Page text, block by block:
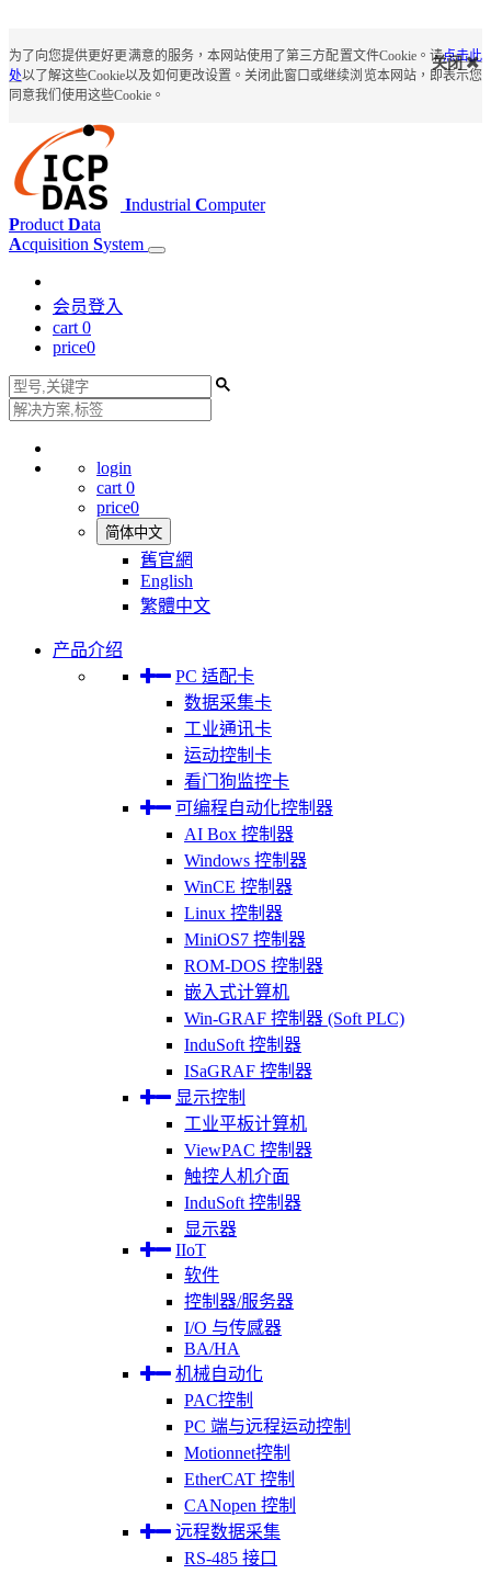
为了向您提供更好更满意的服务，本网站使用了第三方配置文件Cookie。请点击此
处以了解这些Cookie以及如何更改设置。关闭此窗口或继续浏览本网站，即表示您
同意我们使用这些Cookie。
关闭
Industrial Computer
Product Data
Acquisition System
会员登入
cart 0
price0
login
cart 0
price0
简体中文
舊官網
English
繁體中文
产品介绍
PC 适配卡
数据采集卡
工业通讯卡
运动控制卡
看门狗监控卡
可编程自动化控制器
AI Box 控制器
Windows 控制器
WinCE 控制器
Linux 控制器
MiniOS7 控制器
ROM-DOS 控制器
嵌入式计算机
Win-GRAF 控制器 (Soft PLC)
InduSoft 控制器
ISaGRAF 控制器
显示控制
工业平板计算机
ViewPAC 控制器
触控人机介面
InduSoft 控制器
显示器
IIoT
软件
控制器/服务器
I/O 与传感器
BA/HA
机械自动化
PAC控制
PC 端与远程运动控制
Motionnet控制
EtherCAT 控制
CANopen 控制
远程数据采集
RS-485 接口